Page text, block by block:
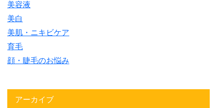
美容液
美白
美肌・ニキビケア
育毛
顔・睫毛のお悩み
アーカイブ